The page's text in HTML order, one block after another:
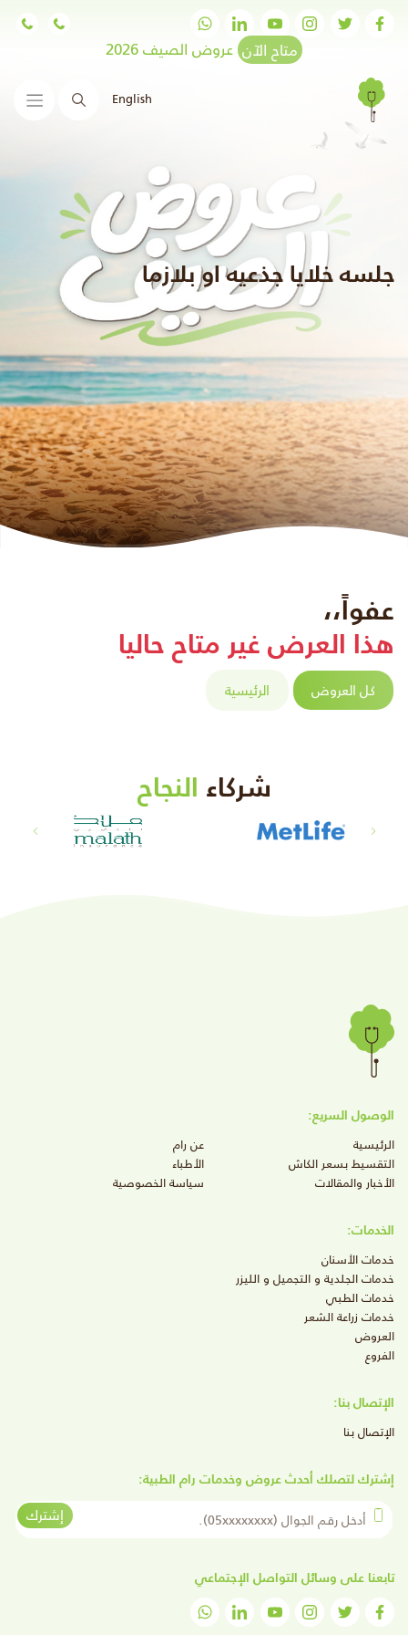
متاح الآن عروض الصيف 2026
English البحث
جلسه خلايا جذعيه او بلازما
عفواً،،
هذا العرض غير متاح حاليا
كل العروض الرئيسية
شركاء النجاح
الوصول السريع:
الرئيسية
عن رام
التقسيط بسعر الكاش
الأطباء
الأخبار والمقالات
سياسة الخصوصية
الخدمات:
خدمات الأسنان
خدمات الجلدية و التجميل و الليزر
خدمات الطبي
خدمات زراعة الشعر
العروض
الفروع
الإتصال بنا:
الإتصال بنا
إشترك لتصلك أحدث عروض وخدمات رام الطبية:
أدخل رقم الجوال
إشترك
تابعنا على وسائل التواصل الإجتماعي